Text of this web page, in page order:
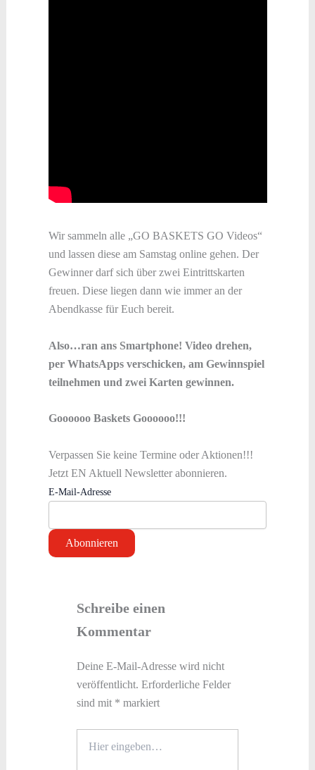
Wir sammeln alle „GO BASKETS GO Videos“
und lassen diese am Samstag online gehen. Der
Gewinner darf sich über zwei Eintrittskarten
freuen. Diese liegen dann wie immer an der
Abendkasse für Euch bereit.
Also…ran ans Smartphone! Video drehen,
per WhatsApps verschicken, am Gewinnspiel
teilnehmen und zwei Karten gewinnen.
Goooooo Baskets Goooooo!!!
Verpassen Sie keine Termine oder Aktionen!!!
Jetzt EN Aktuell Newsletter abonnieren.
E-Mail-Adresse
Schreibe einen
Kommentar
Deine E-Mail-Adresse wird nicht
veröffentlicht. Erforderliche Felder
sind mit * markiert
eingeben…